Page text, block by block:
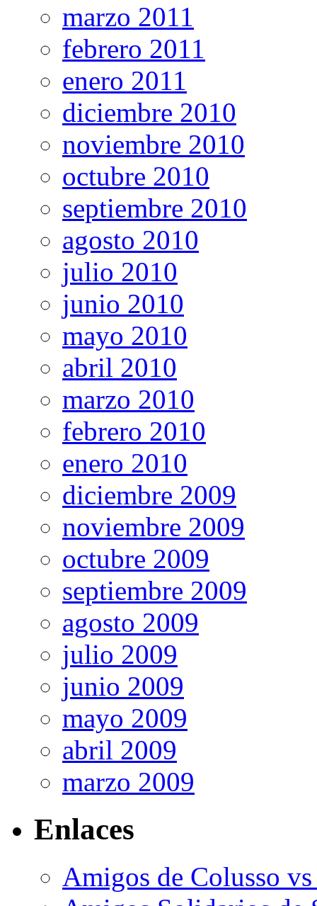
marzo 2011
febrero 2011
enero 2011
diciembre 2010
noviembre 2010
octubre 2010
septiembre 2010
agosto 2010
julio 2010
junio 2010
mayo 2010
abril 2010
marzo 2010
febrero 2010
enero 2010
diciembre 2009
noviembre 2009
octubre 2009
septiembre 2009
agosto 2009
julio 2009
junio 2009
mayo 2009
abril 2009
marzo 2009
Enlaces
Amigos de Colusso